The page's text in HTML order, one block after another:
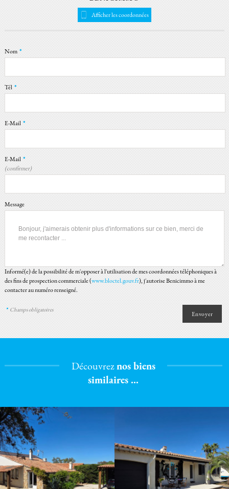
Afficher les coordonnées
Nom *
Tél *
E-Mail *
E-Mail *
(confirmer)
Message
Informé(e) de la possibilité de m'opposer à l'utilisation de mes coordonnées téléphoniques à
des fins de prospection commerciale (www.bloctel.gouv.fr), j'autorise Benicimmo à me
contacter au numéro renseigné.
* Champs obligatoires
Découvreznos biens
similaires ...